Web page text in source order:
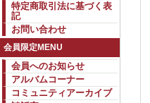
特定商取引法に基づく表
記
お問い合わせ
会員限定MENU
会員へのお知らせ
アルバムコーナー
コミュニティアーカイブ